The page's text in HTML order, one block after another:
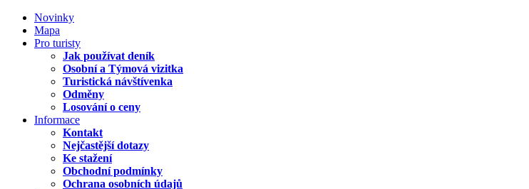
Novinky
Mapa
Pro turisty
Jak používat deník
Osobní a Týmová vizitka
Turistická návštívenka
Odměny
Losování o ceny
Informace
Kontakt
Nejčastější dotazy
Ke stažení
Obchodní podmínky
Ochrana osobních údajů